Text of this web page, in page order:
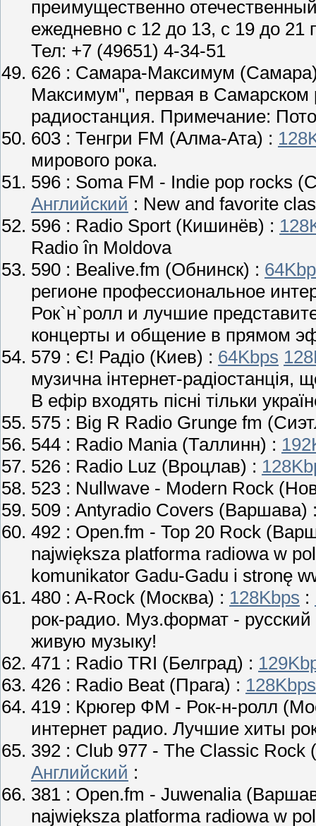
преимущественно
ежедневно с 12 до 13, с 19 до 21
Тел: +7 (49651) 4-34-51
626 : Самара-Максимум
Максимум", первая в Самарском
радиостанция. Примечание:
603 : Тенгри FM (Алма-Ата) :
мирового рока.
596 : Soma FM - Indie pop rocks
Английский : New and favorite
596 : Radio Sport (Кишинёв) :
Radio în Moldova
590 : Bealive.fm (Обнинск) :
регионе профессиональное
Рок`н`ролл и лучшие
концерты и общение в прямом
579 : Є! Радіо (Киев) : 64Kbps
музична інтернет-
В ефір входять пісні тільки
575 : Big R Radio Grunge fm
544 : Radio Mania(Таллинн) :
526 : Radio Luz (Вроцлав) :
523 : Nullwave - Modern Rock
509 : Antyradio Covers (Варшава)
492 : Open.fm - Top 20 Rock
największa platforma radiowa w
komunikator Gadu-Gadu i stronę
480 : A-Rock (Москва) : 128Kbps :
рок-радио. Муз.формат -
живую музыку!
471 : Radio TRI (Белград) :
426 : Radio Beat (Прага) : 128Kbps
419 : Крюгер ФМ - Рок-н-ролл
интернет радио. Лучшие хиты
392 : Club 977 - The Classic Rock
Английский :
381 : Open.fm - Juwenalia
największa platforma radiowa w